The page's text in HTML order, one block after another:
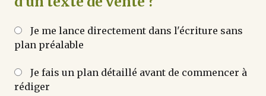
Je me lance directement dans l'écriture sans
plan préalable
Je fais un plan détaillé avant de commencer à
rédiger